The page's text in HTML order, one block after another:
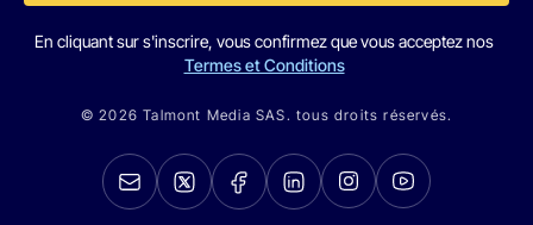
En cliquant sur s'inscrire, vous confirmez que vous acceptez nos
Termes et Conditions
© 2026 Talmont Media SAS. tous droits réservés.